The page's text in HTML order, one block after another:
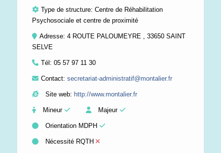
Type de structure: Centre de Réhabilitation
Psychosociale et centre de proximité
Adresse: 4 ROUTE PALOUMEYRE , 33650 SAINT
SELVE
Tél: 05 57 97 11 30
Contact: secretariat-administratif@montalier.fr
Site web: http://www.montalier.fr
Mineur Majeur
Orientation MDPH
Nécessité RQTH